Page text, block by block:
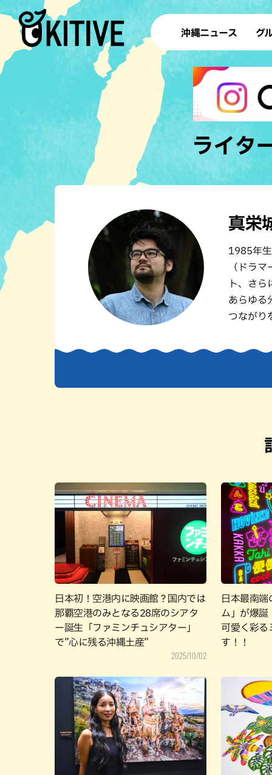
沖縄ニュース グ
ラ
テイ
すし
沖
洋食・
その他
ブッフェ
ハン
ライタ
真栄
1985年
（ドラ
ト、さ
あらゆる
つながり
日本初！空港内に映画館？国内では
那覇空港のみとなる28席のシアタ
ー誕生「ファミンチュシアター」
で”心に残る沖縄土産”
2025/10/02
日本最南端
ム」が爆誕
可愛く彩る
す！！